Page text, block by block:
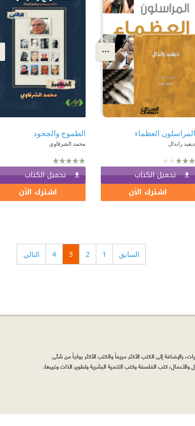
المراسلون العظماء
ديفيد راندال
تحميل الكتاب
اشترك الآن
الطموح والجحود
محمد الشرقاوي
تحميل الكتاب
اشترك الآن
السابق 1
2
3
4 التالي
بالإضافة إلى الكتب الأكثر مبيعاً والكتب الأكثر رواجاً من شتّى
كتب الفلسفة وكتب التنمية البشرية وتطوير الذات وغيرها.